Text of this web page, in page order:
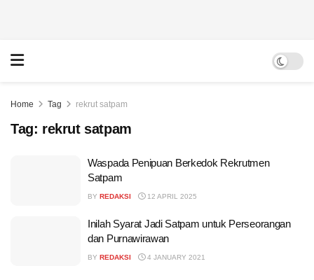
Home Tag rekrut satpam
Tag: rekrut satpam
Waspada Penipuan Berkedok Rekrutmen
Satpam
BY REDAKSI 12 APRIL 2025
Inilah Syarat Jadi Satpam untuk Perseorangan
dan Purnawirawan
BY REDAKSI 4 JANUARY 2021